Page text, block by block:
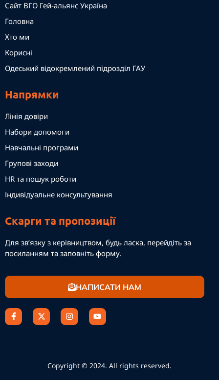
Сайт ВГО Гей-альянс Україна
Головна
Хто ми
Корисні
Одеський відокремлений підрозділ ГАУ
Напрямки
Лінія довіри
Набори допомоги
Навчальні програми
Групові заходи
HR та пошук роботи
Індивідуальне консультування
Скарги та пропозиції
Для зв’язку з керівництвом, будь ласка, перейдіть за
посиланням та заповніть форму.
НАПИСАТИ НАМ
Copyright © 2024. All rights reserved.